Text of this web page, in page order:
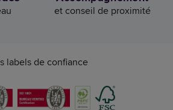
et conseil de proximité
labels de confiance